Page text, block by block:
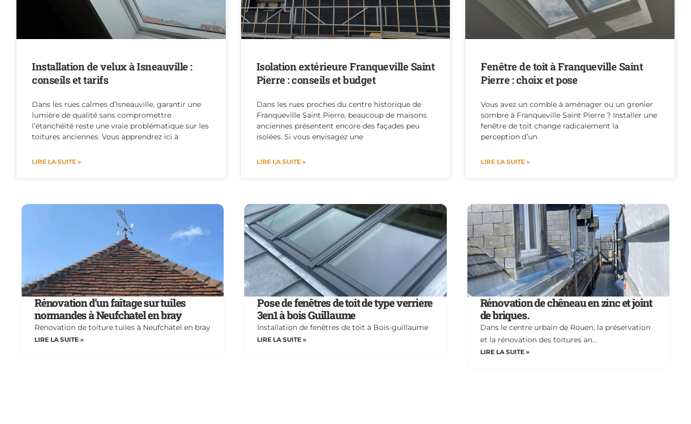
Installation de velux à Isneauville :
conseils et tarifs
Dans les rues calmes d’Isneauville, garantir une
lumière de qualité sans compromettre
l’étanchéité reste une vraie problématique sur les
toitures anciennes. Vous apprendrez ici à
LIRE LA SUITE »
Isolation extérieure Franqueville Saint
Pierre : conseils et budget
Dans les rues proches du centre historique de
Franqueville Saint Pierre, beaucoup de maisons
anciennes présentent encore des façades peu
isolées. Si vous envisagez une
LIRE LA SUITE »
Fenêtre de toit à Franqueville Saint
Pierre : choix et pose
Vous avez un comble à aménager ou un grenier
sombre à Franqueville Saint Pierre ? Installer une
fenêtre de toit change radicalement la
perception d’un
LIRE LA SUITE »
Rénovation d’un faîtage sur tuiles
normandes à Neufchatel en bray
Rénovation de toiture tuiles à Neufchatel en bray
LIRE LA SUITE »
Pose de fenêtres de toit de type verriere
3en1 à bois Guillaume
Installation de fenêtres de toit à Bois-guillaume
LIRE LA SUITE »
Rénovation de chêneau en zinc et joint
de briques.
Dans le centre urbain de Rouen, la préservation
et la rénovation des toitures an…
LIRE LA SUITE »